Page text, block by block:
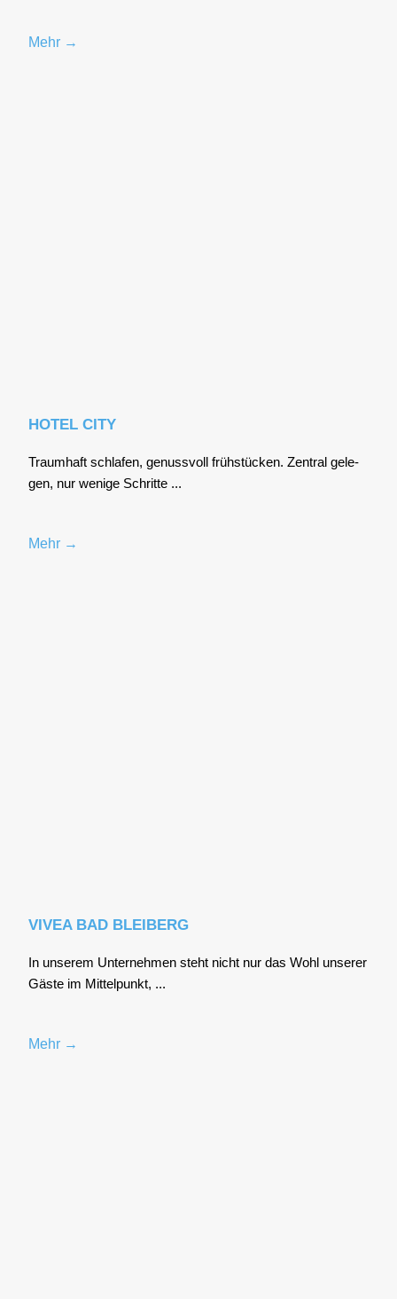
Mehr →
HOTEL CITY
Traum­haft schla­fen, genuss­voll früh­stü­cken. Zen­tral gele­
gen, nur weni­ge Schrit­te ...
Mehr →
VIVEA BAD BLEIBERG
In unse­rem Unter­neh­men steht nicht nur das Wohl unse­rer
Gäs­te im Mit­tel­punkt, ...
Mehr →